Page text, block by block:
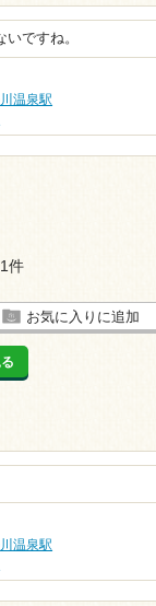
ですね。
温泉駅
件
お気に入りに追加
温泉駅